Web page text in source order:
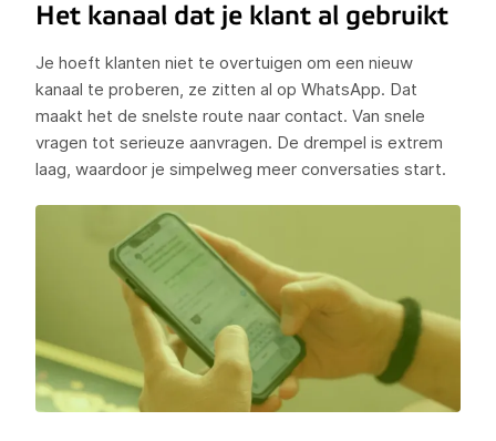
Het kanaal dat je klant al gebruikt
Je hoeft klanten niet te overtuigen om een nieuw
kanaal te proberen, ze zitten al op WhatsApp. Dat
maakt het de snelste route naar contact. Van snele
vragen tot serieuze aanvragen. De drempel is extrem
laag, waardoor je simpelweg meer conversaties start.